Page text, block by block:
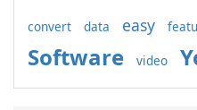
convert data easy
Software video